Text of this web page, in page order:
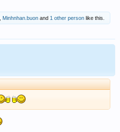
Minhnhan.buon and 1 other person like this.